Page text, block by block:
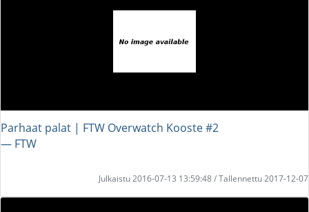
Parhaat palat | FTW Overwatch Kooste #2
― FTW
Julkaistu 2016-07-13 13:59:48 / Tallennettu 2017-12-07